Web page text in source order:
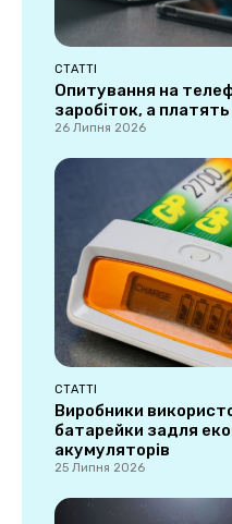
СТАТТІ
Опитування на
заробіток, а платять
26 Липня 2026
СТАТТІ
Виробники
батарейки задля
акумуляторів
25 Липня 2026